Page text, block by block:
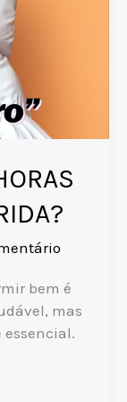
bem é
mas
essencial.